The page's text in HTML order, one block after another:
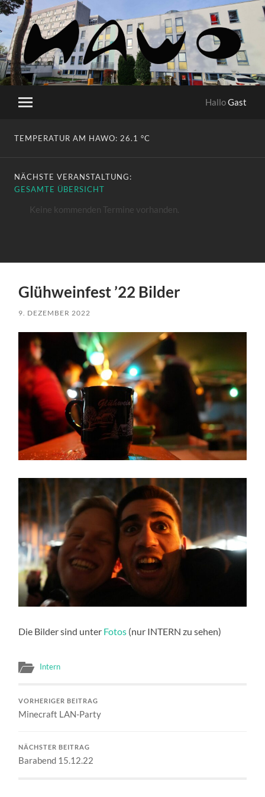
HaWo
Mobile-
HalloGast
TEMPERATUR AM HAWO: 26.1 °C
NÄCHSTE VERANSTALTUNG:
GESAMTE ÜBERSICHT
Keine kommenden Termine vorhanden.
Glühweinfest ’22 Bilder
9. DEZEMBER 2022
Die Bilder sind unter Fotos (nur INTERN zu sehen)
Intern
VORHERIGER BEITRAG
Minecraft LAN-Party
NÄCHSTER BEITRAG
Barabend 15.12.22